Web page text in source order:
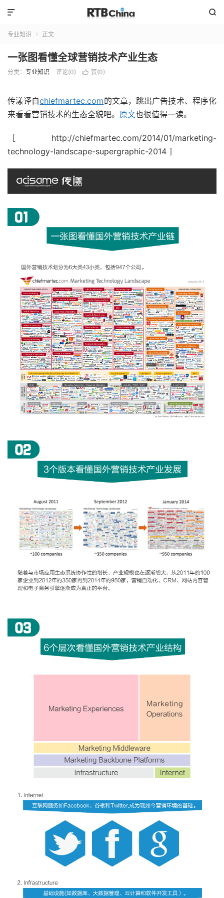


专业知识  正文
一张图看懂全球营销技术产业生态
分类： 专业知识 评论(0)  赞(0)
传漾译自chiefmartec.com的文章，跳出广告技术、程序化
来看看营销技术的生态全貌吧。 原文也很值得一读。
［http://chiefmartec.com/2014/01/marketing-
technology-landscape-supergraphic-2014 ］